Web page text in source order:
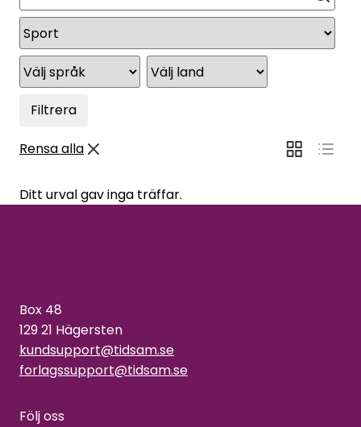
Filtrera
Rensa alla
Ditt urval gav inga träffar.
Box 48
129 21 Hägersten
kundsupport@tidsam.se
forlagssupport@tidsam.se
Följ oss